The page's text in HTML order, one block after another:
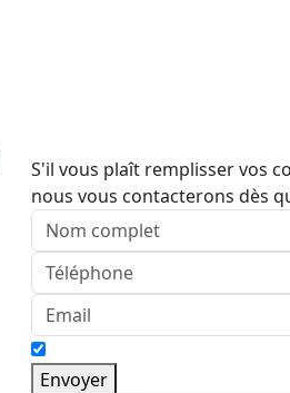
S'il vous plaît remplisser vos
nous vous contacterons dès
Envoyer